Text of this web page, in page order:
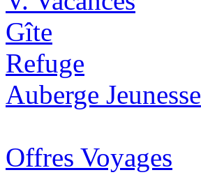
Gîte
Refuge
Auberge Jeunesse
Offres Voyages